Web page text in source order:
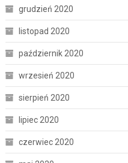
grudzień 2020
listopad 2020
październik 2020
wrzesień 2020
sierpień 2020
lipiec 2020
czerwiec 2020